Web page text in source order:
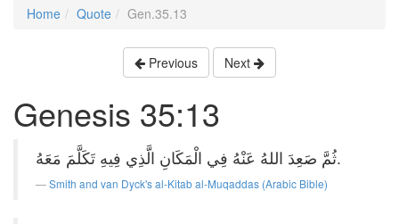
Home Quote Gen.35.13
Previous Next
Genesis 35:13
ثُمَّ صَعِدَ اللهُ عَنْهُ فِي الْمَكَانِ الَّذِي فِيهِ تَكَلَّمَ مَعَهُ.
Smith and van Dyck's al-Kitab al-Muqaddas (Arabic Bible)